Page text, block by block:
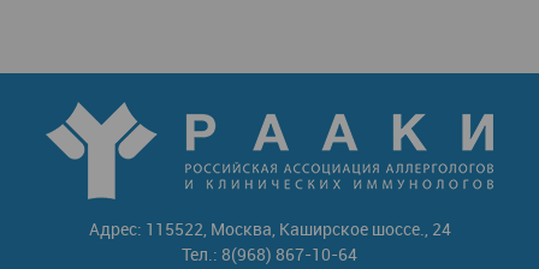
Адрес: 115522, Москва, Каширское шоссе., 24
Тел.: 8(968) 867-10-64